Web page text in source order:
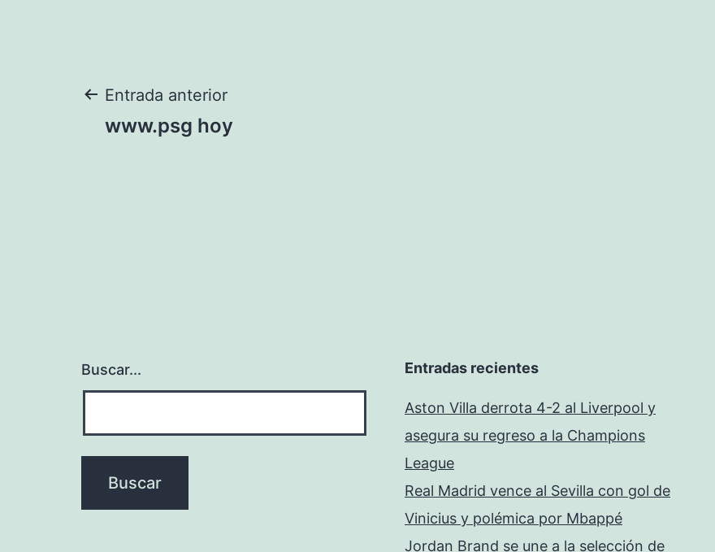
Navegación
Entrada anterior
www.psg hoy
Buscar... Entradas recientes
Aston Villa derrota 4-2 al Liverpool y
asegura su regreso a la Champions
League
Real Madrid vence al Sevilla con gol de
Vinicius y polémica por Mbappé
Jordan Brand se une a la selección de